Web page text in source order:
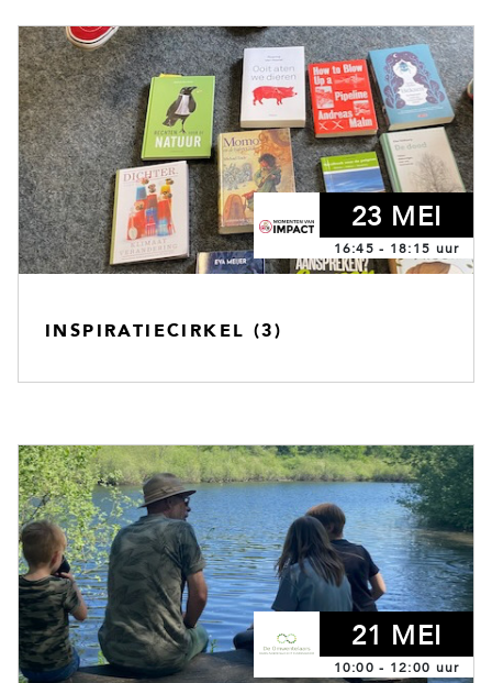
23 MEI
16:45 - 18:15 uur
INSPIRATIECIRKEL (3)
21 MEI
10:00 - 12:00 uur